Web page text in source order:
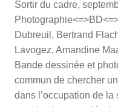
Sortir du cadre,
Dubreuil, Bertrand
Lavogez, Amandine
Bande dessinée et
commun de chercher
dans l’occupation de